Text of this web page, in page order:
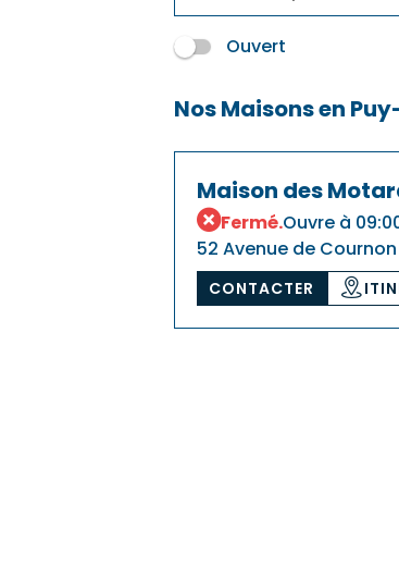
Ouvert
Nos Maisons en
Maison des
Fermé.Ouvre à
52 Avenue de
CONTACTER